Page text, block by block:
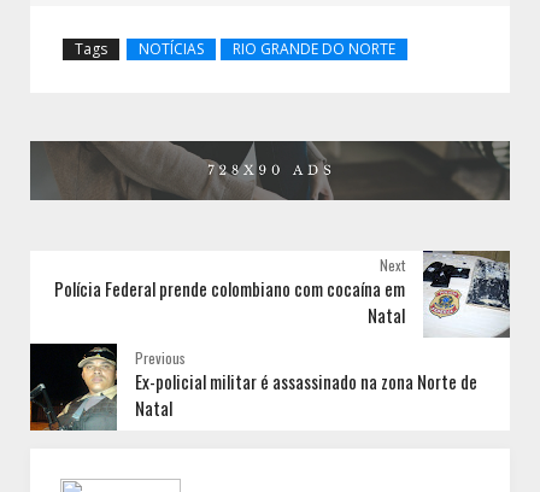
Tags NOTÍCIAS RIO GRANDE DO NORTE
Next
Polícia Federal prende colombiano com cocaína em
Natal
Previous
Ex-policial militar é assassinado na zona Norte de
Natal